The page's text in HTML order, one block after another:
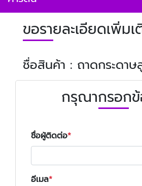
ขอรายละเอียดเพิ่มเ
ชื่อสินค้า : ถาดกระดา
กรุณากรอก
ชื่อผู้ติดต่อ
อีเมล